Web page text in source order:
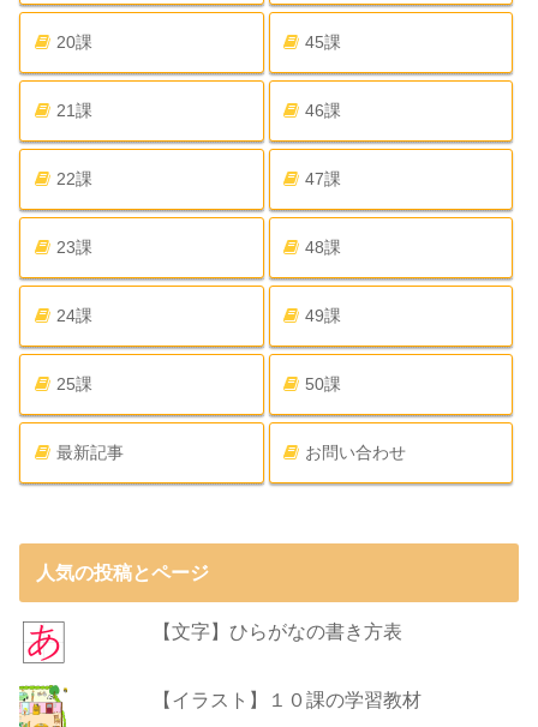
20課 45課
21課 46課
22課 47課
23課 48課
24課 49課
25課 50課
最新記事 お問い合わせ
人気の投稿とページ
【文字】ひらがなの書き方表
【イラスト】１０課の学習教材